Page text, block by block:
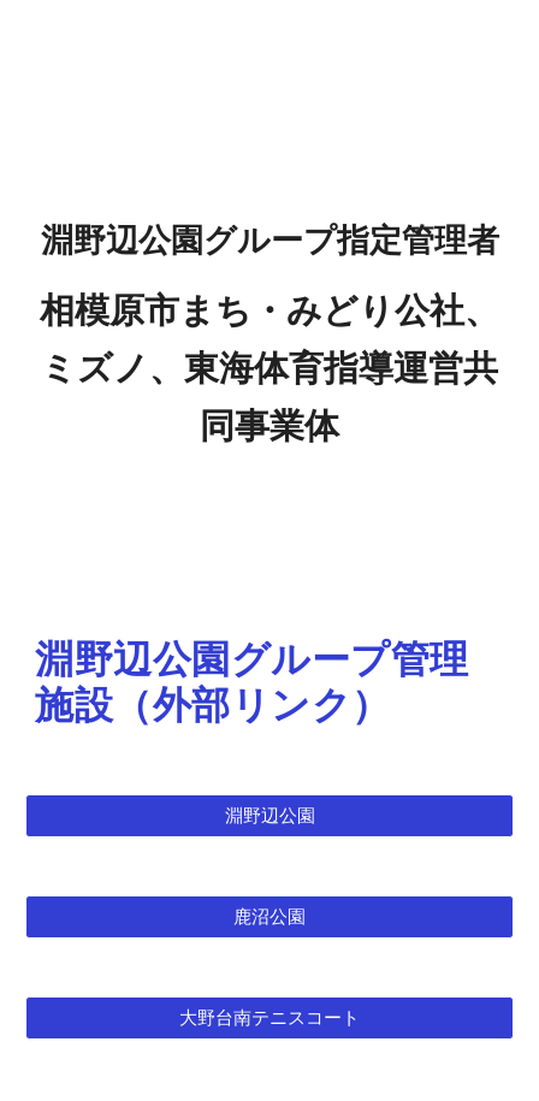
淵野辺公園グループ指定管理者
相模原市まち・みどり公社、
ミズノ、東海体育指導運営共
同事業体
淵野辺公園グループ管理
施設（外部リンク）
淵野辺公園
鹿沼公園
大野台南テニスコート